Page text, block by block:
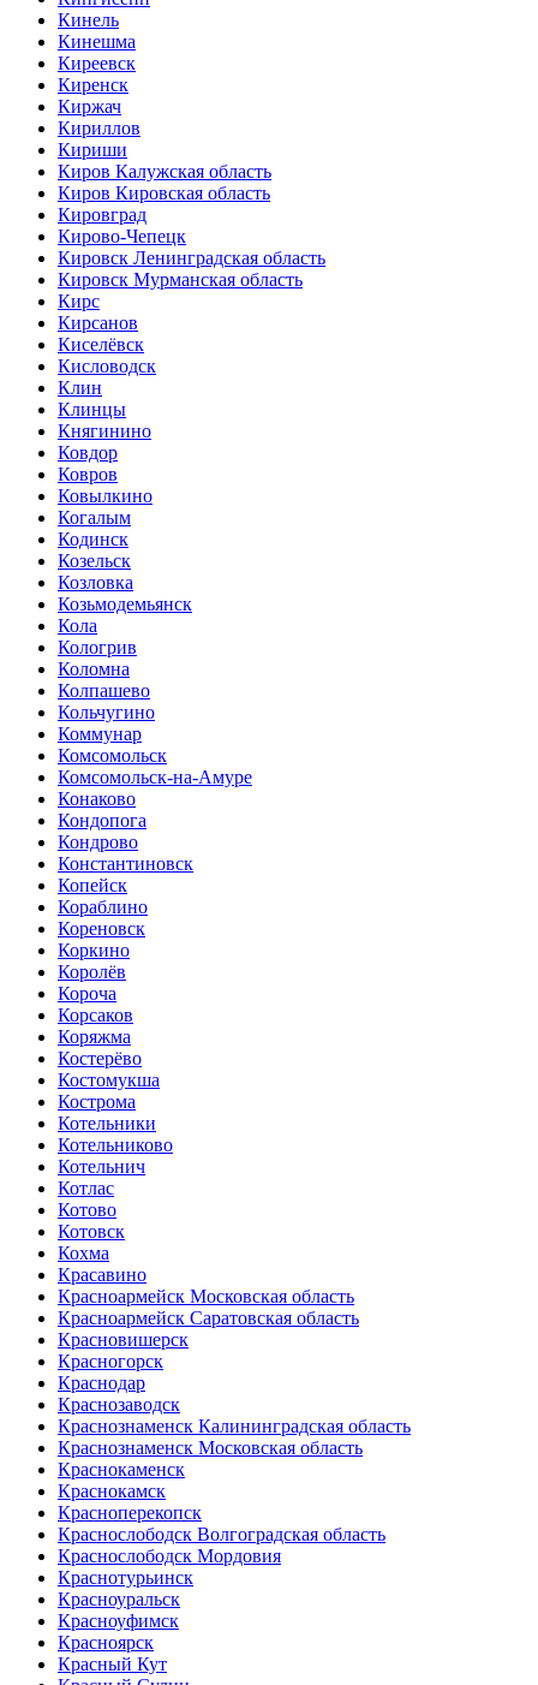
Кинель
Кинешма
Киреевск
Киренск
Киржач
Кириллов
Кириши
Киров Калужская область
Киров Кировская область
Кировград
Кирово-Чепецк
Кировск Ленинградская область
Кировск Мурманская область
Кирс
Кирсанов
Киселёвск
Кисловодск
Клин
Клинцы
Княгинино
Ковдор
Ковров
Ковылкино
Когалым
Кодинск
Козельск
Козловка
Козьмодемьянск
Кола
Кологрив
Коломна
Колпашево
Кольчугино
Коммунар
Комсомольск
Комсомольск-на-Амуре
Конаково
Кондопога
Кондрово
Константиновск
Копейск
Кораблино
Кореновск
Коркино
Королёв
Короча
Корсаков
Коряжма
Костерёво
Костомукша
Кострома
Котельники
Котельниково
Котельнич
Котлас
Котово
Котовск
Кохма
Красавино
Красноармейск Московская область
Красноармейск Саратовская область
Красновишерск
Красногорск
Краснодар
Краснозаводск
Краснознаменск Калининградская область
Краснознаменск Московская область
Краснокаменск
Краснокамск
Красноперекопск
Краснослободск Волгоградская область
Краснослободск Мордовия
Краснотурьинск
Красноуральск
Красноуфимск
Красноярск
Красный Кут